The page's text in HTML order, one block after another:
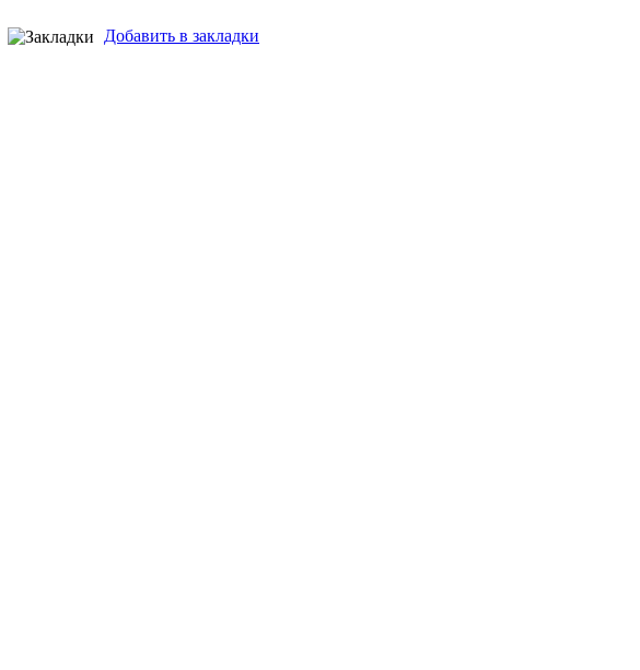
Добавить в закладки